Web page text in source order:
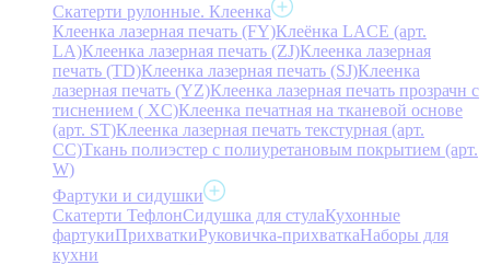
Скатерти рулонные. Клеенка
Клеенка лазерная печать (FY)Клеёнка LACE (арт.
LA)Клеенка лазерная печать (ZJ)Клеенка лазерная
печать (TD)Клеенка лазерная печать (SJ)Клеенка
лазерная печать (YZ)Клеенка лазерная печать прозрачн с
тиснением ( XC)Клеенка печатная на тканевой основе
(арт. ST)Клеенка лазерная печать текстурная (арт.
CC)Ткань полиэстер с полиуретановым покрытием (арт.
W)
Фартуки и сидушки
Скатерти ТефлонСидушка для стулаКухонные
фартукиПрихваткиРуковичка-прихваткаНаборы для
кухни